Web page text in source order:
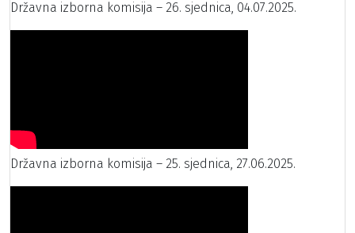
Državna izborna komisija – 26. sjednica, 04.07.2025.
Državna izborna komisija – 25. sjednica, 27.06.2025.